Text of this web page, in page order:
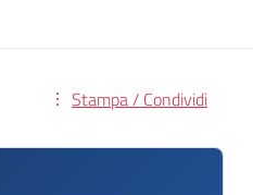
Stampa / Condividi